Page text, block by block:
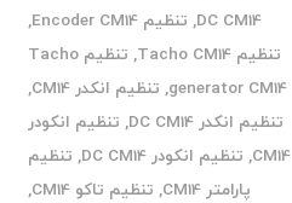
DC CM14
, تنظیم Encoder CM14
,
تنظیم Tacho CM14
,
تنظیم Tacho
generator CM14
, تنظیم انکدر CM14
,
تنظیم انکدر DC CM14
, تنظیم انکودر
CM14
, تنظیم انکودر DC CM14 , تنظیم
پارامتر CM14
, تنظیم تاکو CM14 ,